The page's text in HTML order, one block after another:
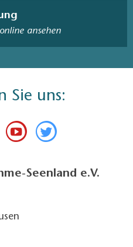
ansehen
Sie uns:
Seenland e.V.